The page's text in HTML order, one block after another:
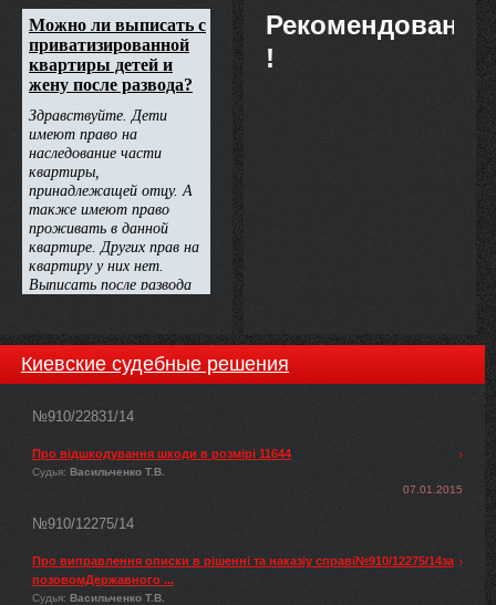
Рекомендовано
!
Киевские судебные решения
№910/22831/14
Про відшкодування шкоди в розмірі 11644
Судья: Васильченко Т.В.
07.01.2015
№910/12275/14
Про виправлення описки в рішенні та наказіу справі№910/12275/14за
позовомДержавного ...
Судья: Васильченко Т.В.